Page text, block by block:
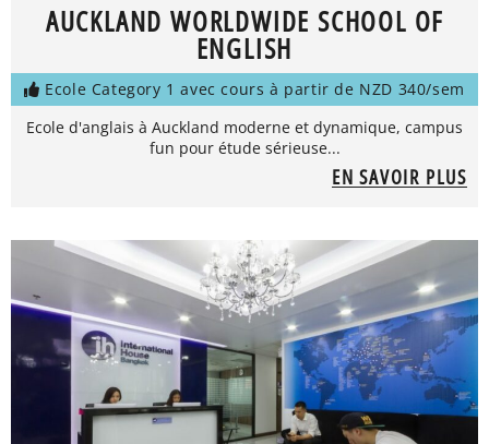
AUCKLAND WORLDWIDE SCHOOL OF
ENGLISH
Ecole Category 1 avec cours à partir de NZD 340/sem
Ecole d'anglais à Auckland moderne et dynamique, campus
fun pour étude sérieuse...
EN SAVOIR PLUS